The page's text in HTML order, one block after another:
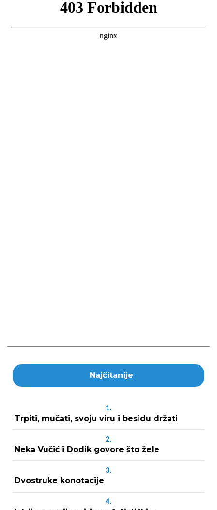
Najčitanije
1.
Trpiti, mučati, svoju viru i besidu držati
2.
Neka Vučić i Dodik govore što žele
3.
Dvostruke konotacije
4.